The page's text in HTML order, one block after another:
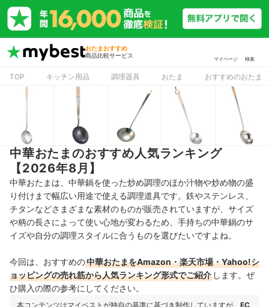
おたまおすすめ
商品比較サービス
マイページ 検索
TOP キッチン用品 調理器具 おたま おすすめのおたま
中華おたまのおすすめ人気ランキング
【2026年8月】
中華おたまは、中華鍋を使った炒め調理のほか汁物や炒め物の盛
り付けまで幅広い用途で使える調理道具です。鉄やステンレス、
チタンなどさまざまな素材のものが販売されていますが、サイズ
や柄の長さによって使い心地が変わるため、手持ちの中華鍋のサ
イズや自分の調理スタイルに合うものを選びたいですよね。
今回は、おすすめの中華おたまをAmazon・楽天市場・Yahoo!シ
ョッピングの売れ筋から人気ランキング形式でご紹介 します。ぜ
ひ購入の際の参考にしてください。
本コンテンツはマイベストが独自の基準に基づき制作していますが、 EC